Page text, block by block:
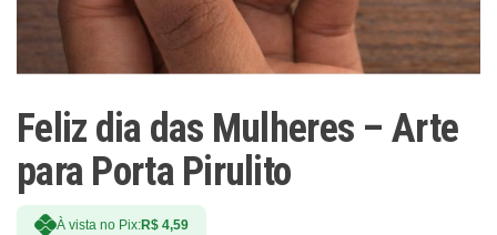
Feliz dia das Mulheres – Arte
para Porta Pirulito
À vista no Pix:R$ 4,59